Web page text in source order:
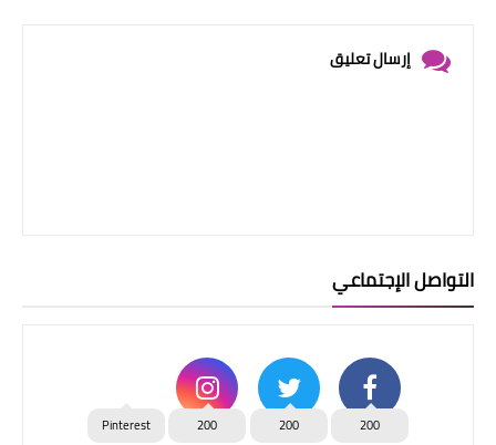
إرسال تعليق
التواصل الإجتماعي
200
200
200
Pinterest